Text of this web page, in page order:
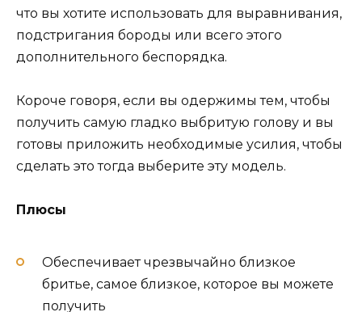
что вы хотите использовать для выравнивания,
подстригания бороды или всего этого
дополнительного беспорядка.
Короче говоря, если вы одержимы тем, чтобы
получить самую гладко выбритую голову и вы
готовы приложить необходимые усилия, чтобы
сделать это тогда выберите эту модель.
Плюсы
Обеспечивает чрезвычайно близкое
бритье, самое близкое, которое вы можете
получить